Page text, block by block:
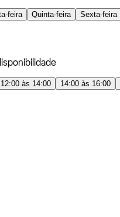
feira Quinta-feira Sexta-feira
12:00 às 14:00 14:00 às 16:00